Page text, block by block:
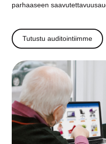
parhaaseen
Tutustu auditointiimme